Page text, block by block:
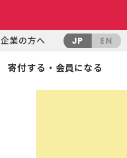
企業の方へ JP EN
寄付する・会員になる